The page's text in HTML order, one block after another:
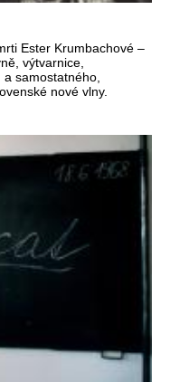
Ester Krumbachové –
výtvarnice,
samostatného,
nové vlny.